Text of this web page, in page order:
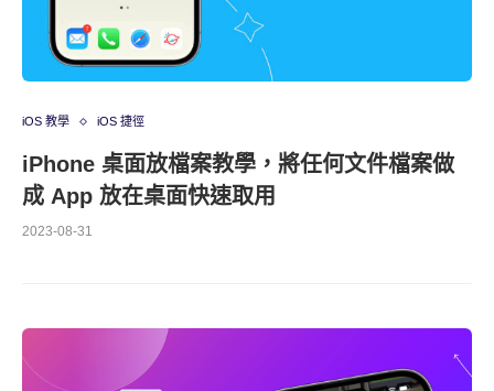
iOS 教學 iOS 捷徑
iPhone 桌面放檔案教學，將任何文件檔案做
成 App 放在桌面快速取用
2023-08-31